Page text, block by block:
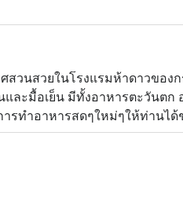
สวนสวยในโรงแรมห้าดาวของ
ละมื้อเย็น มีทั้งอาหารตะวันตก
ารทำอาหารสดๆใหม่ๆให้ท่านไ
แซลม่อนอบเกลือแบเต็มตัว ก้าม
ริการบุฟเฟ่ต์กูร์เมต์สุดหรูสำหรับ